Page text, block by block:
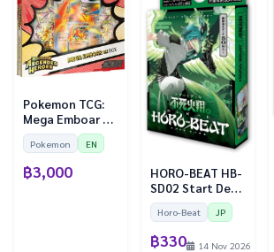
Pokemon TCG:
Mega Emboar ex
Box — Ascended
Heroes
Pokemon EN
฿3,000
HORO-BEAT HB-
SD02 Start Deck
ชินะซุอิโช (เขียว)
Horo-Beat JP
฿330 14 Nov 2026